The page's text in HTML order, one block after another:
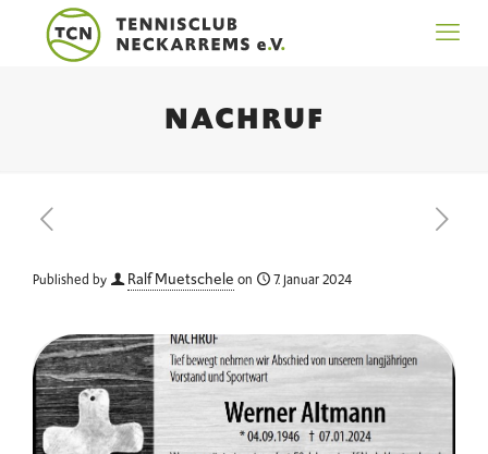
NACHRUF
Published by Ralf Muetschele on 7. Januar 2024